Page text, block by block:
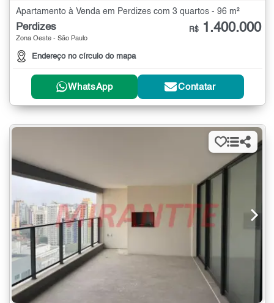
Apartamento à Venda em Perdizes com 3 quartos - 96 m²
Perdizes
Zona Oeste - São Paulo
Endereço no círculo do mapa
R$ 1.400.000
WhatsApp Contatar